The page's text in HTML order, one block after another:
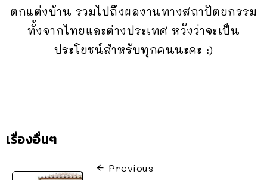
ตกแต่งบ้าน รวมไปถึงผลงานทางสถาปัตยกรรม
ทั้งจากไทยและต่างประเทศ หวังว่าจะเป็น
ประโยชน์สำหรับทุกคนนะคะ :)
เรื่องอื่นๆ
Previous